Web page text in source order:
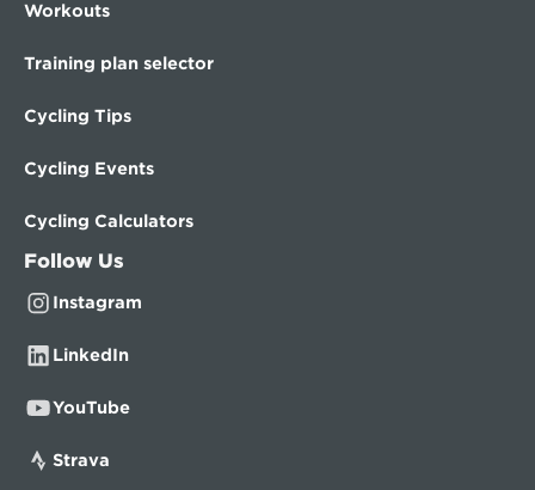
Workouts
Training plan selector
Cycling Tips
Cycling Events
Cycling Calculators
Follow Us
Instagram
LinkedIn
YouTube
Strava